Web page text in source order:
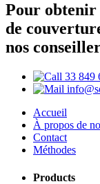
Pour obtenir
de
nos
33 849
Accueil
À propos de
Contact
Méthodes
Products